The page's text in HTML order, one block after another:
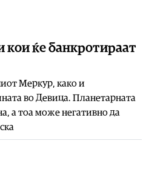
кои ќе банкротираат
Меркур, како и
во Девица. Планетарната
а тоа може негативно да